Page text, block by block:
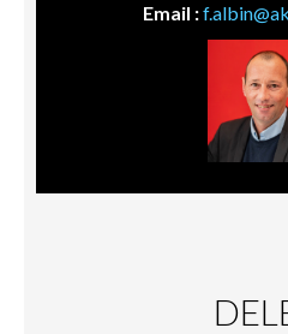
Email :